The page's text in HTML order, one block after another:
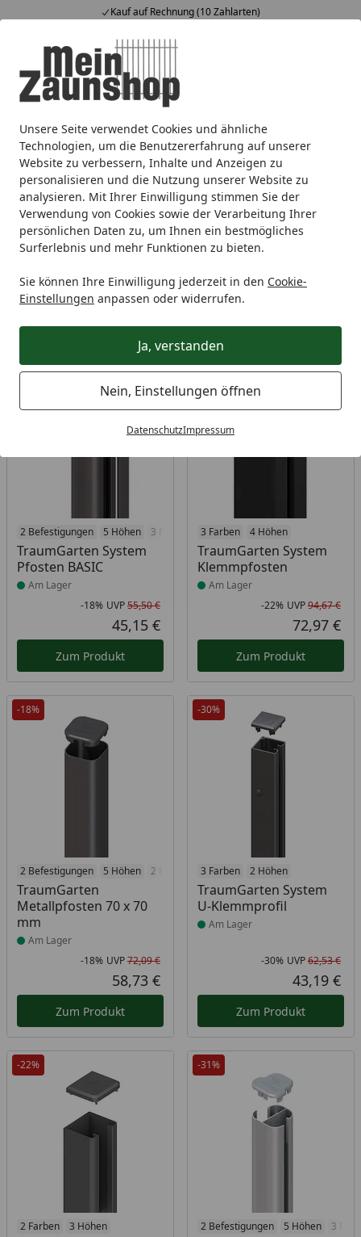
Unsere Seite verwendet Cookies und ähnliche
Technologien, um die Benutzererfahrung auf unserer
Website zu verbessern, Inhalte und Anzeigen zu
personalisieren und die Nutzung unserer Website zu
analysieren. Mit Ihrer Einwilligung stimmen Sie der
Verwendung von Cookies sowie der Verarbeitung Ihrer
persönlichen Daten zu, um Ihnen ein bestmögliches
Surferlebnis und mehr Funktionen zu bieten.
Sie können Ihre Einwilligung jederzeit in den Cookie-
Einstellungen anpassen oder widerrufen.
Ja, verstanden
Nein, Einstellungen öffnen
DatenschutzImpressum
Kauf auf Rechnung (10 Zahlarten)
Alle Produkte
Mein Konto
Suchen
Startseite
Zaunmarken TraumGarten TraumGarten Tore
Zubehör für Doppeltore
Ihre Artikelübersicht
Kategorien
Filter / Sortierung
Bestseller -18%
2 Befestigungen 5 Höhen 3 Farben
TraumGarten System
Pfosten BASIC
Produkt am Lager
Am Lager
Rabatt in Prozent
-18%
Ursprünglicher Preis
UVP55,50 €
Aktueller Preis
45,15 €
Zum Produkt
-22%
3 Farben 4 Höhen
TraumGarten System
Klemmpfosten
Produkt am Lager
Am Lager
-22% UVP94,67 €
72,97 €
Zum Produkt
-18%
2 Befestigungen 5 Höhen 2 Farben
TraumGarten
Metallpfosten 70 x 70
mm
Produkt am Lager
Am Lager
Rabatt in Prozent
-18%
Ursprünglicher Preis
UVP72,09 €
Aktueller Preis
58,73 €
Zum Produkt
-30%
3 Farben 2 Höhen
TraumGarten System
U-Klemmprofil
Produkt am Lager
Am Lager
-30% UVP62,53 €
43,19 €
Zum Produkt
-22%
2 Farben 3 Höhen
Produkt am Lager
-31%
2 Befestigungen 5 Höhen 3
Produkt am Lager